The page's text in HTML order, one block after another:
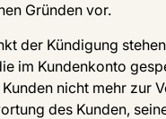
Gründen vor.
der Kündigung
im Kundenkonto
nicht mehr zur
des Kunden,